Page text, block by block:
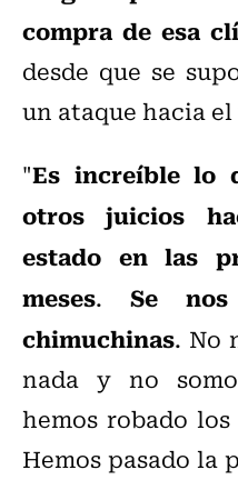
compra de esa
desde que se
un ataque hacia
"Es increíble lo
otros juicios
estado en las
meses. Se nos
chimuchinas. No
nada y no
hemos robado
Hemos pasado la